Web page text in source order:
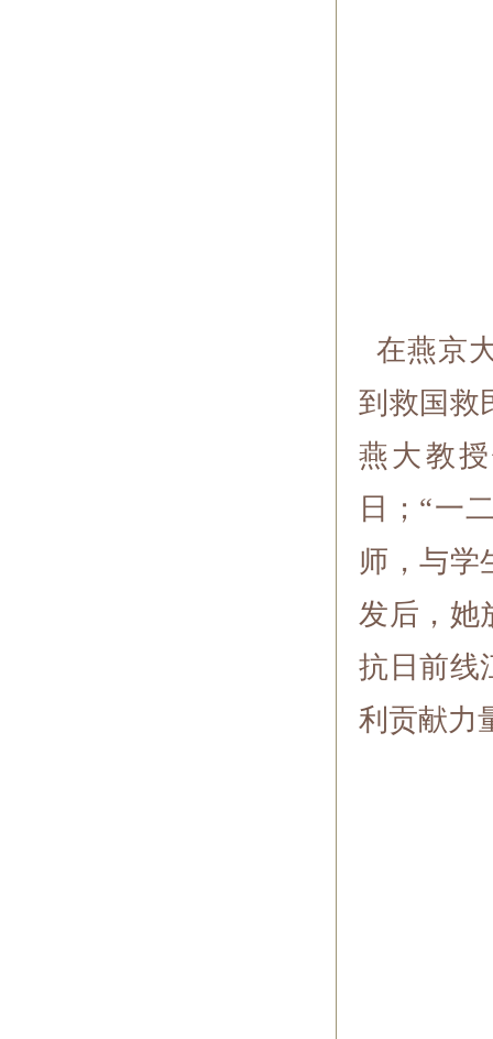
在燕京
到救国救
燕大教
日；“一
师，与学
发后，她
抗日前线
利贡献力